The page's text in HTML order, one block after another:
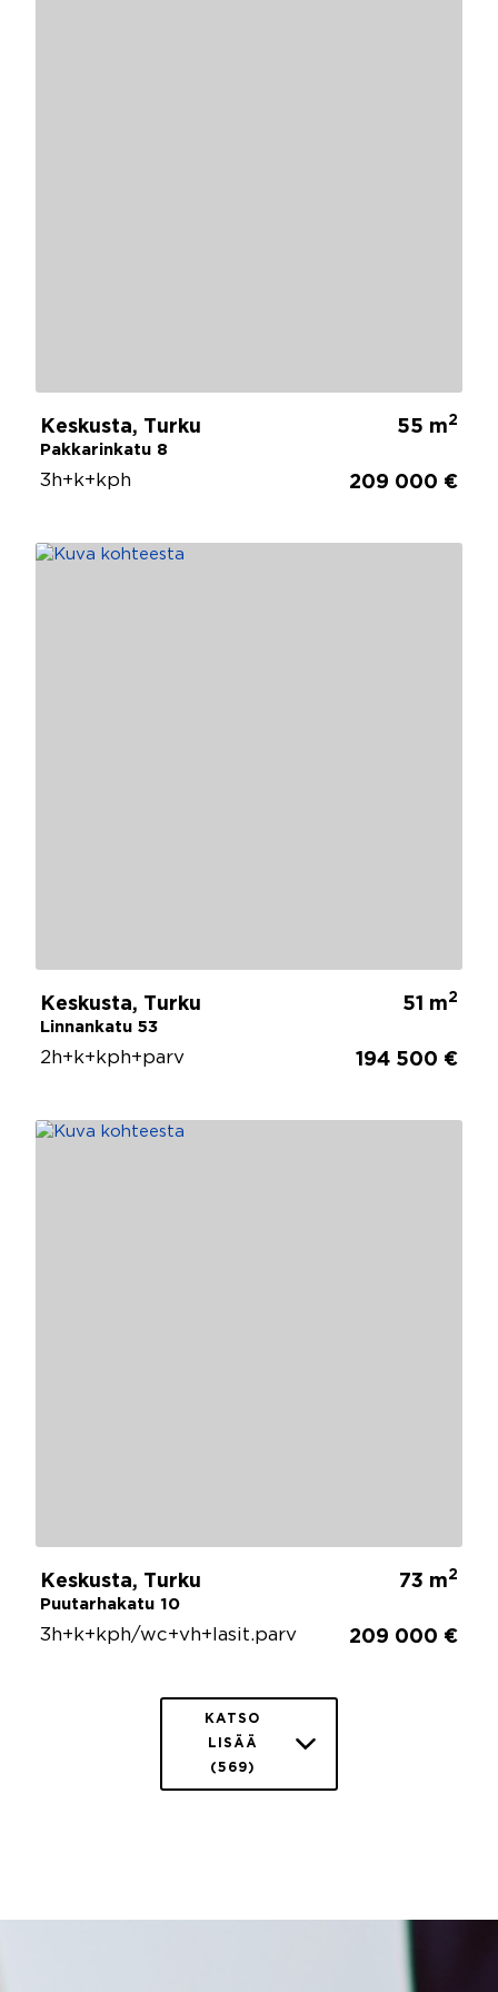
Keskusta, Turku
Pakkarinkatu 8
55 m2
3h+k+kph 209 000 €
Keskusta, Turku
Linnankatu 53
51 m2
2h+k+kph+parv 194 500 €
Keskusta, Turku
Puutarhakatu 10
73 m2
3h+k+kph/wc+vh+lasit.parv 209 000 €
KATSO
LISÄÄ
(569)